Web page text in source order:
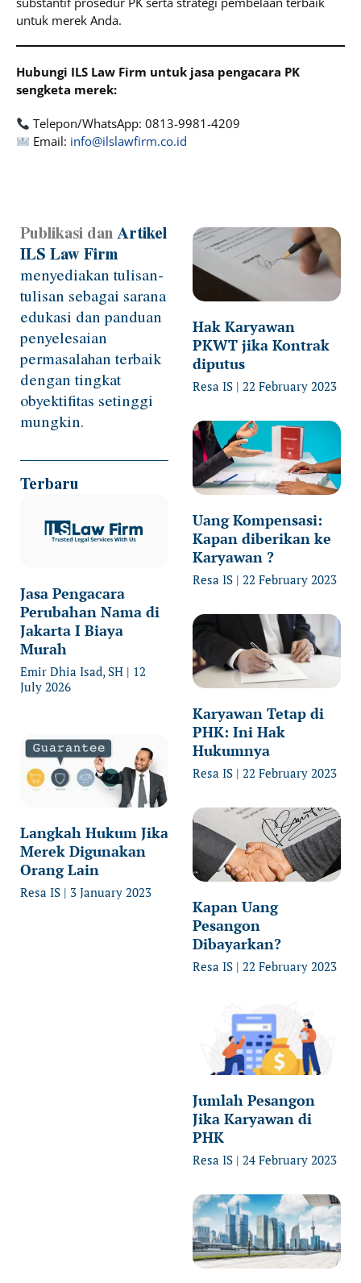
untuk merek Anda.
Hubungi ILS Law Firm untuk jasa pengacara PK
sengketa merek:
Telepon/WhatsApp: 0813-9981-4209
Email: info@ilslawfirm.co.id
Publikasi danArtikel
ILS Law Firm
menyediakan tulisan-
tulisan sebagai sarana
edukasi dan panduan
penyelesaian
permasalahan terbaik
dengan tingkat
obyektifitas setinggi
mungkin.
Terbaru
Jasa Pengacara
Perubahan Nama di
Jakarta I Biaya
Murah
Emir Dhia Isad, SH
12
July 2026
Langkah Hukum Jika
Merek Digunakan
Orang Lain
Resa IS 3 January 2023
Hak Karyawan
PKWT jika Kontrak
diputus
Resa IS 22 February 2023
Uang Kompensasi:
Kapan diberikan ke
Karyawan ?
Resa IS 22 February 2023
Karyawan Tetap di
PHK: Ini Hak
Hukumnya
Resa IS 22 February 2023
Kapan Uang
Pesangon
Dibayarkan?
Resa IS 22 February 2023
Jumlah Pesangon
Jika Karyawan di
PHK
Resa IS 24 February 2023
Page Page PagePage